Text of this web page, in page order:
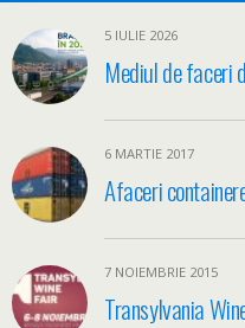
5 IULIE 2026
Mediul de faceri
6 MARTIE 2017
Afaceri
7 NOIEMBRIE 2015
Transylvania